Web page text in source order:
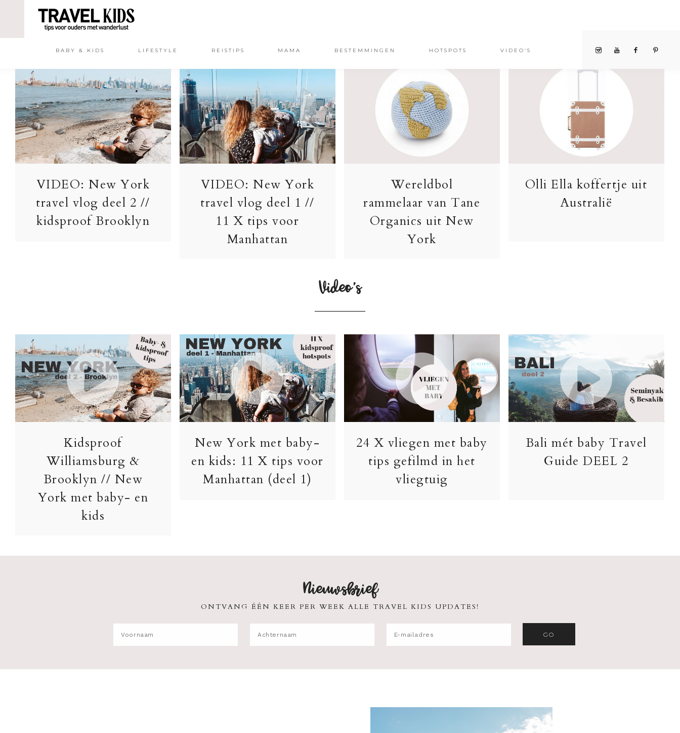
BABY & KIDS LIFESTYLE REISTIPS MAMA BESTEMMINGEN HOTSPOTS VIDEO’S
VIDEO: New York
travel vlog deel 2 //
kidsproof Brooklyn
VIDEO: New York
travel vlog deel 1 //
11 X tips voor
Manhattan
Wereldbol
rammelaar van Tane
Organics uit New
York
Olli Ella koffertje uit
Australië
Video’s
Kidsproof
Williamsburg &
Brooklyn // New
York met baby- en
kids
New York met baby-
en kids: 11 X tips voor
Manhattan (deel 1)
24 X vliegen met baby
tips gefilmd in het
vliegtuig
Bali mét baby Travel
Guide DEEL 2
Nieuwsbrief
ONTVANG ÉÉN KEER PER WEEK ALLE TRAVEL KIDS UPDATES!